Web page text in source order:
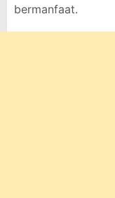
bermanfaat.